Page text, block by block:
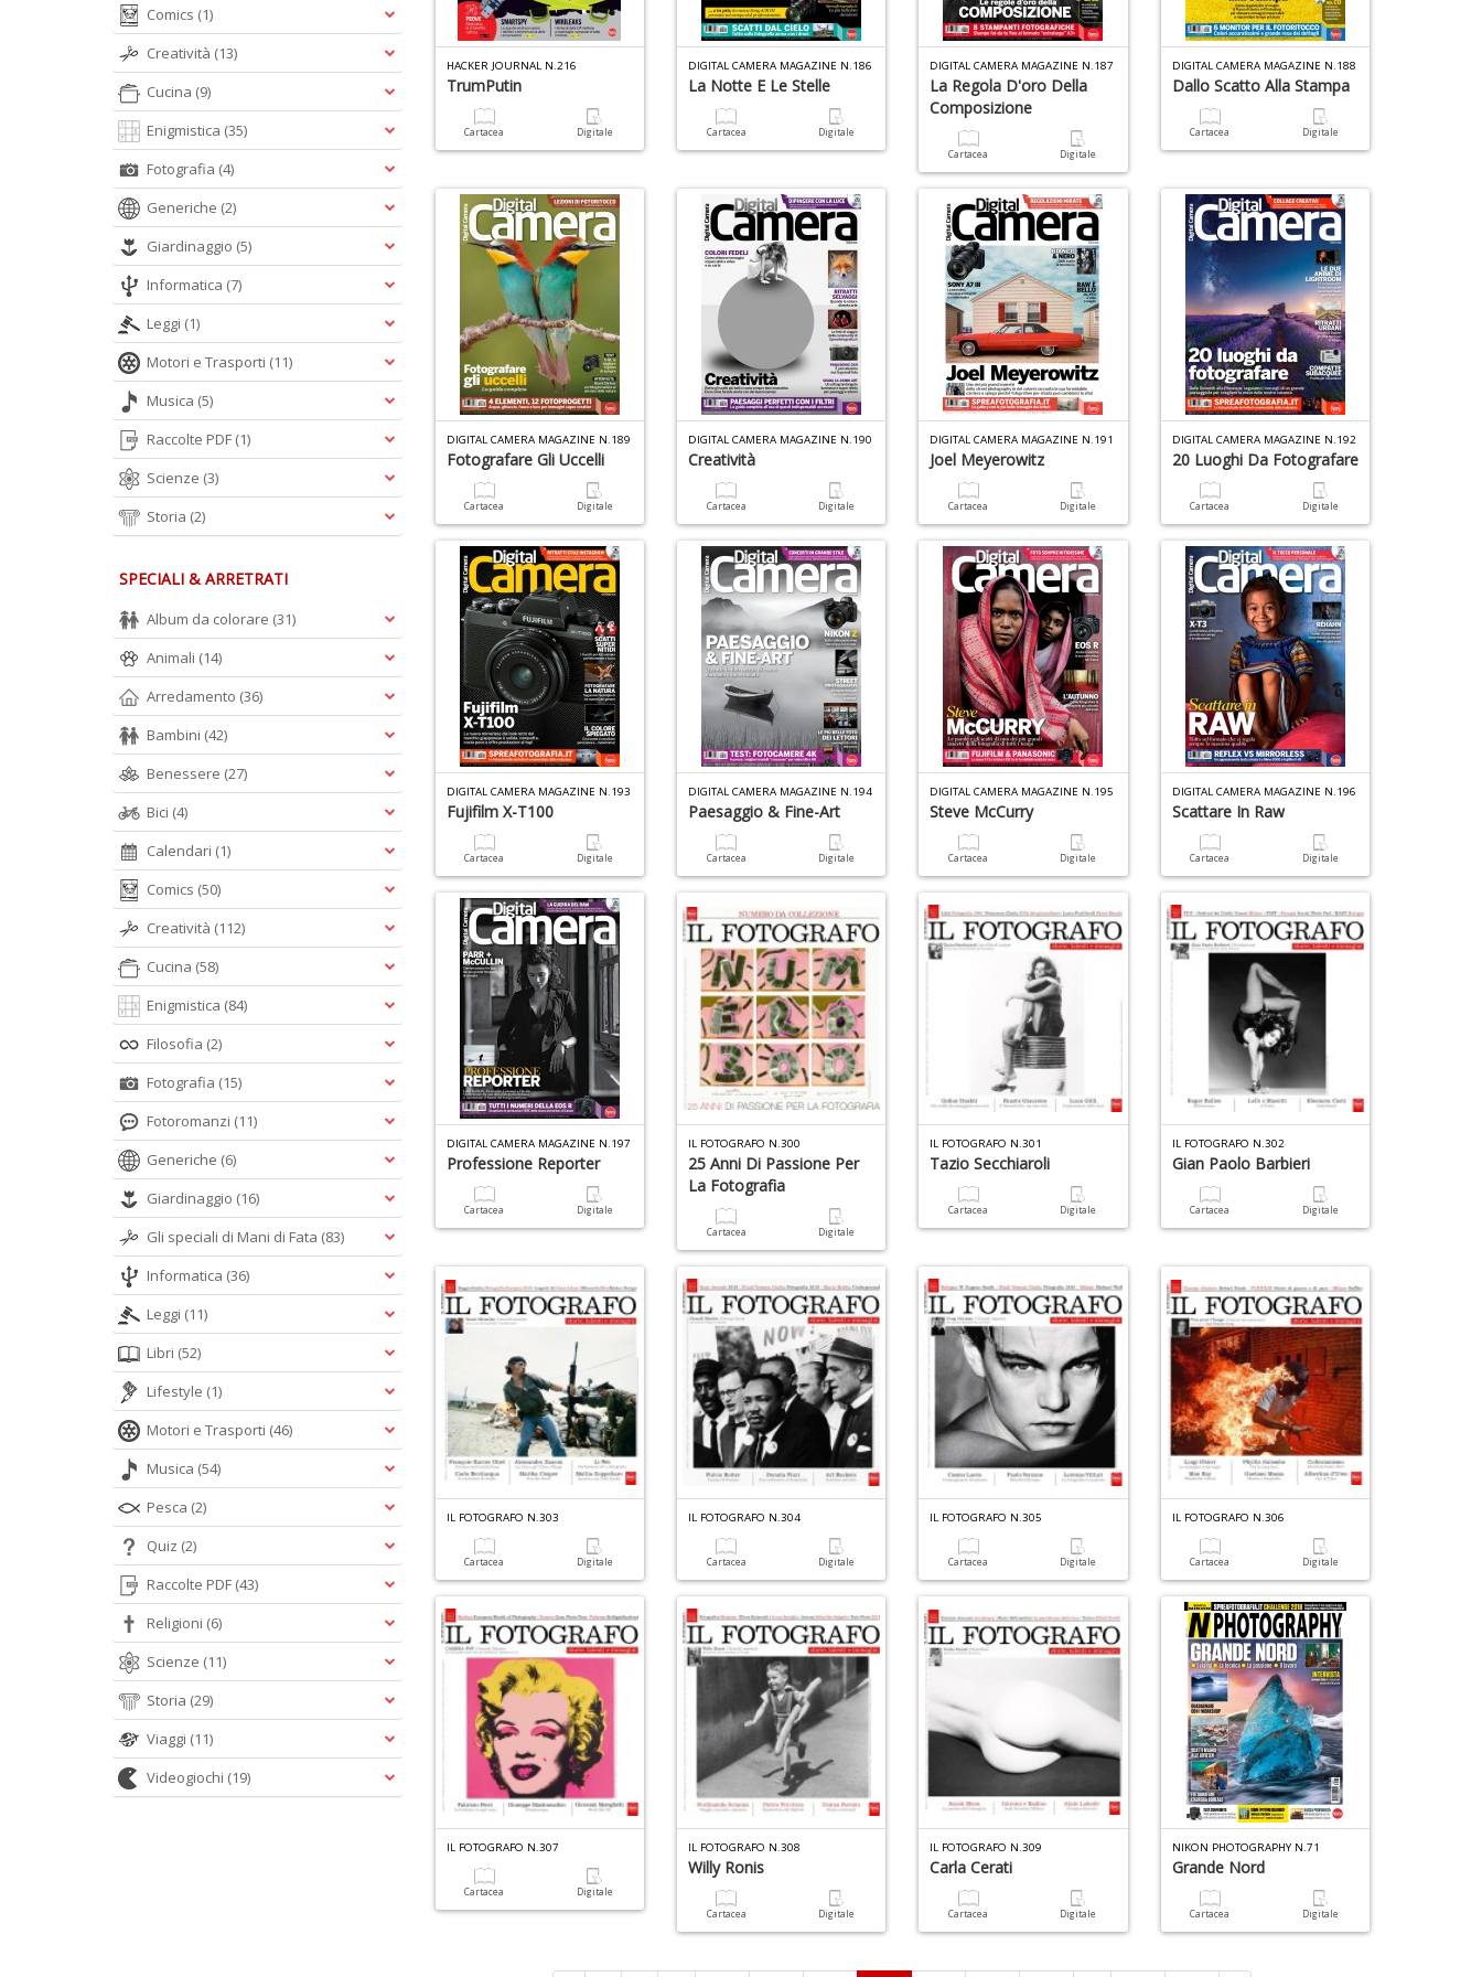
HACKER JOURNAL N.216
TrumPutin
Cartacea Digitale
DIGITAL CAMERA MAGAZINE N.186
La Notte E Le Stelle
Cartacea Digitale
DIGITAL CAMERA MAGAZINE N.187
La Regola D'oro Della
Composizione
Cartacea Digitale
DIGITAL CAMERA MAGAZINE N.188
Dallo Scatto Alla Stampa
Cartacea Digitale
DIGITAL CAMERA MAGAZINE N.189
Fotografare Gli Uccelli
Cartacea Digitale
DIGITAL CAMERA MAGAZINE N.190
Creatività
Cartacea Digitale
DIGITAL CAMERA MAGAZINE N.191
Joel Meyerowitz
Cartacea Digitale
DIGITAL CAMERA MAGAZINE N.192
20 Luoghi Da Fotografare
Cartacea Digitale
DIGITAL CAMERA MAGAZINE N.193
Fujifilm X-T100
Cartacea Digitale
DIGITAL CAMERA MAGAZINE N.194
Paesaggio & Fine-Art
Cartacea Digitale
DIGITAL CAMERA MAGAZINE N.195
Steve McCurry
Cartacea Digitale
DIGITAL CAMERA MAGAZINE N.196
Scattare In Raw
Cartacea Digitale
DIGITAL CAMERA MAGAZINE N.197
Professione Reporter
Cartacea Digitale
IL FOTOGRAFO N.300
25 Anni Di Passione Per
La Fotografia
Cartacea Digitale
IL FOTOGRAFO N.301
Tazio Secchiaroli
Cartacea Digitale
IL FOTOGRAFO N.302
Gian Paolo Barbieri
Cartacea Digitale
IL FOTOGRAFO N.303
Cartacea Digitale
IL FOTOGRAFO N.304
Cartacea Digitale
IL FOTOGRAFO N.305
Cartacea Digitale
IL FOTOGRAFO N.306
Cartacea Digitale
IL FOTOGRAFO N.307
Cartacea Digitale
IL FOTOGRAFO N.308
Willy Ronis
Cartacea Digitale
IL FOTOGRAFO N.309
Carla Cerati
Cartacea Digitale
NIKON PHOTOGRAPHY N.71
Grande Nord
Cartacea Digitale
Comics (1)
Creatività (13)
Cucina (9)
Enigmistica (35)
Fotografia (4)
Generiche (2)
Giardinaggio (5)
Informatica (7)
Leggi (1)
Motori e Trasporti (11)
Musica (5)
Raccolte PDF (1)
Scienze (3)
Storia (2)
SPECIALI & ARRETRATI
Album da colorare (31)
Animali (14)
Arredamento (36)
Bambini (42)
Benessere (27)
Bici (4)
Calendari (1)
Comics (50)
Creatività (112)
Cucina (58)
Enigmistica (84)
Filosofia (2)
Fotografia (15)
Fotoromanzi (11)
Generiche (6)
Giardinaggio (16)
Gli speciali di Mani di Fata (83)
Informatica (36)
Leggi (11)
Libri (52)
Lifestyle (1)
Motori e Trasporti (46)
Musica (54)
Pesca (2)
Quiz (2)
Raccolte PDF (43)
Religioni (6)
Scienze (11)
Storia (29)
Viaggi (11)
Videogiochi (19)